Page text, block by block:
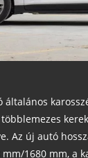
általános
Az új autó
1680 mm, a